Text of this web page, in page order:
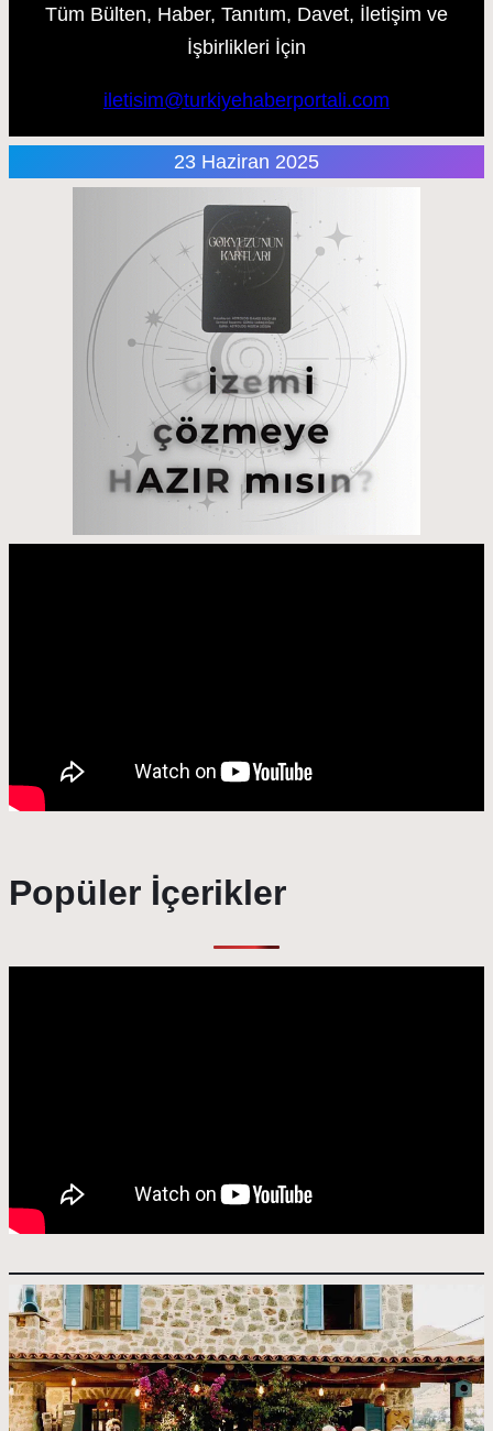
Tüm Bülten, Haber, Tanıtım, Davet, İletişim ve
İşbirlikleri İçin
iletisim@turkiyehaberportali.com
23 Haziran 2025
Popüler İçerikler